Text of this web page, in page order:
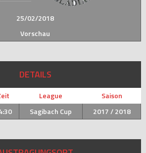
25/02/2018
Vorschau
DETAILS
League
Saison
Sagibach Cup 2017 / 2018